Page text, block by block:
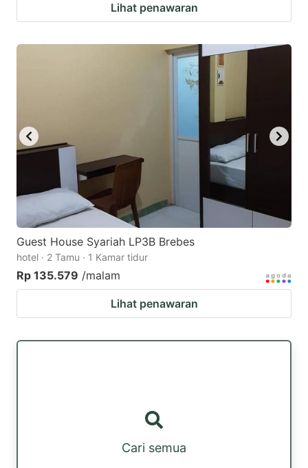
Lihat penawaran
Guest House Syariah LP3B Brebes
hotel · 2 Tamu · 1 Kamar tidur
Rp 135.579 /malam
Lihat penawaran
Cari semua